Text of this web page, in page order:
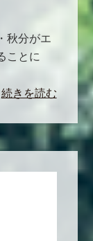
秋分がエ
ことに
続きを読む